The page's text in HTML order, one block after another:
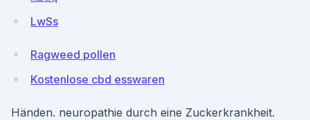
LwSs
Ragweed pollen
Kostenlose cbd esswaren
Händen. neuropathie durch eine Zuckerkrankheit.